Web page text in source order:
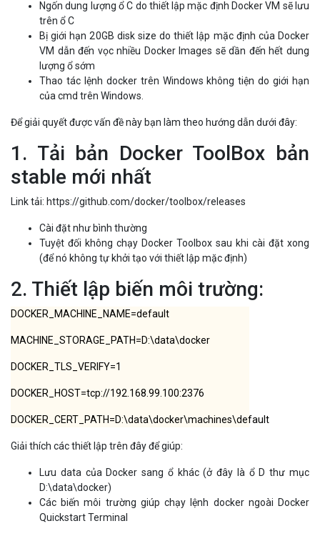
Ngốn dung lượng ổ C do thiết lập mặc định Docker VM sẽ lưu
trên ổ C
Bị giới hạn 20GB disk size do thiết lập mặc định của Docker
VM dẫn đến vọc nhiều Docker Images sẽ dần đến hết dung
lượng ổ sớm
Thao tác lệnh docker trên Windows không tiện do giới hạn
của cmd trên Windows.
Để giải quyết được vấn đề này bạn làm theo hướng dẫn dưới đây:
1. Tải bản Docker ToolBox bản
stable mới nhất
Link tải: https://github.com/docker/toolbox/releases
Cài đặt như bình thường
Tuyệt đối không chạy Docker Toolbox sau khi cài đặt xong
(để nó không tự khởi tạo với thiết lập mặc định)
2. Thiết lập biến môi trường:
DOCKER_MACHINE_NAME=default
MACHINE_STORAGE_PATH=D:\data\docker
DOCKER_TLS_VERIFY=1
DOCKER_HOST=tcp://192.168.99.100:2376
DOCKER_CERT_PATH=D:\data\docker\machines\default
Giải thích các thiết lập trên đây để giúp:
Lưu data của Docker sang ổ khác (ở đây là ổ D thư mục
D:\data\docker)
Các biến môi trường giúp chạy lệnh docker ngoài Docker
Quickstart Terminal